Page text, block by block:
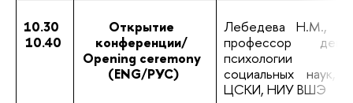
10.30
10.40
Открытие
конференции/
Opening ceremony
(ENG/РУС)
Лебедева Н.М., д.
профессор
психологии
социальных наук,
ЦСКИ, НИУ ВШЭ